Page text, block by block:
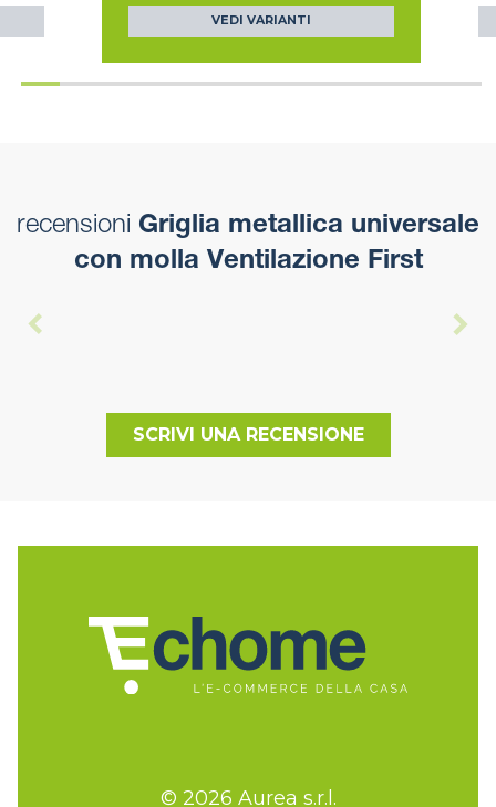
VEDI VARIANTI
recensioni Griglia metallica universale
con molla Ventilazione First
SCRIVI UNA RECENSIONE
© 2026 Aurea s.r.l.